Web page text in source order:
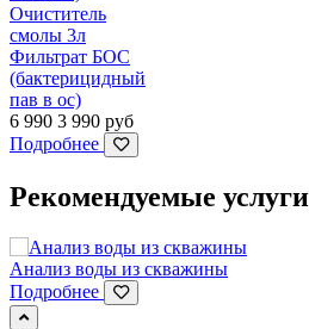
Очиститель
смолы 3л
Фильтрат БОС
(бактерицидный
пав в ос)
6 990 3 990 руб
Подробнее
Рекомендуемые услуги
Анализ воды из скважины
Подробнее